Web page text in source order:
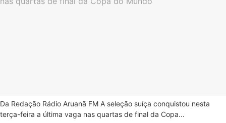
Da Redação Rádio Aruanã FM A seleção suíça conquistou nesta
terça-feira a última vaga nas quartas de final da Copa...